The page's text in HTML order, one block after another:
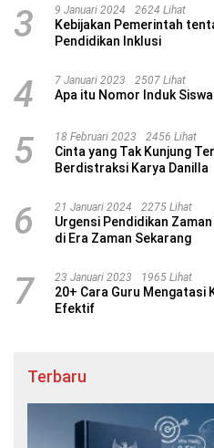
3 9 Januari 2024 2624 Lihat
Kebijakan Pemerintah
Pendidikan Inklusi
4 7 Januari 2023 2507 Lihat
Apa itu Nomor Induk
5 18 Februari 2023 2456 Lihat
Cinta yang Tak Kunjung
Berdistraksi Karya Danilla
6 21 Januari 2024 2275 Lihat
Urgensi Pendidikan
di Era Zaman Sekarang
7 23 Januari 2023 1965 Lihat
20+ Cara Guru Mengatasi
Efektif
Terbaru